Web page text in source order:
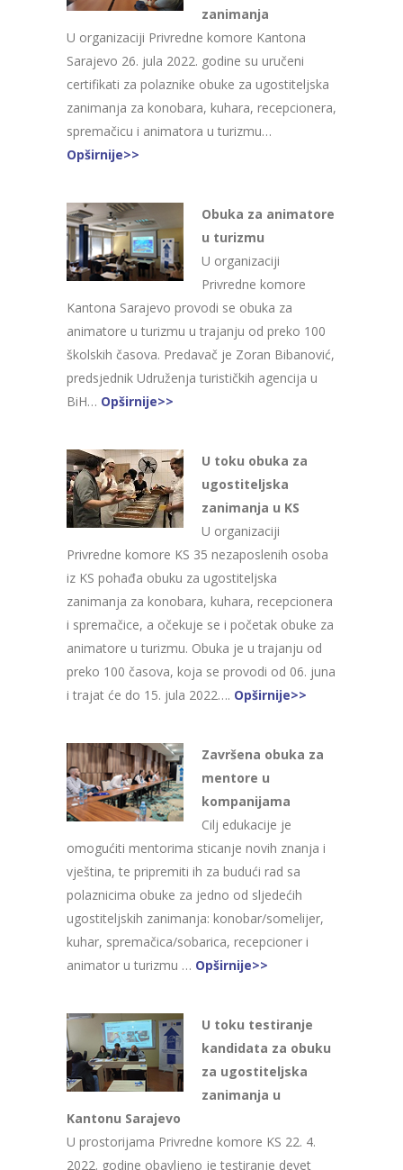
zanimanja
U organizaciji Privredne komore Kantona
Sarajevo 26. jula 2022. godine su uručeni
certifikati za polaznike obuke za ugostiteljska
zanimanja za konobara, kuhara, recepcionera,
spremačicu i animatora u turizmu…
Opširnije>>
Obuka za animatore
u turizmu
U organizaciji
Privredne komore
Kantona Sarajevo provodi se obuka za
animatore u turizmu u trajanju od preko 100
školskih časova. Predavač je Zoran Bibanović,
predsjednik Udruženja turističkih agencija u
BiH… Opširnije>>
U toku obuka za
ugostiteljska
zanimanja u KS
U organizaciji
Privredne komore KS 35 nezaposlenih osoba
iz KS pohađa obuku za ugostiteljska
zanimanja za konobara, kuhara, recepcionera
i spremačice, a očekuje se i početak obuke za
animatore u turizmu. Obuka je u trajanju od
preko 100 časova, koja se provodi od 06. juna
i trajat će do 15. jula 2022…. Opširnije>>
Završena obuka za
mentore u
kompanijama
Cilj edukacije je
omogućiti mentorima sticanje novih znanja i
vještina, te pripremiti ih za budući rad sa
polaznicima obuke za jedno od sljedećih
ugostiteljskih zanimanja: konobar/somelijer,
kuhar, spremačica/sobarica, recepcioner i
animator u turizmu … Opširnije>>
U toku testiranje
kandidata za obuku
za ugostiteljska
zanimanja u
Kantonu Sarajevo
U prostorijama Privredne komore KS 22. 4.
2022. godine obavljeno je testiranje devet